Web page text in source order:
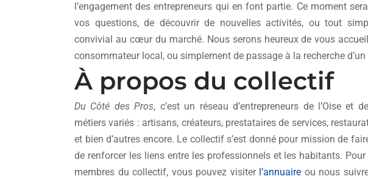
l’engagement des entrepreneurs qui en font partie. Ce moment
vos questions, de découvrir de nouvelles activités, ou tout
convivial au cœur du marché. Nous serons heureux de vous
consommateur local, ou simplement de passage à la recherche
À propos du collectif
Du Côté des Pros, c’est un réseau d’entrepreneurs de l’Oise et
métiers variés : artisans, créateurs, prestataires de services,
et bien d’autres encore. Le collectif s’est donné pour mission de
de renforcer les liens entre les professionnels et les habitants.
membres du collectif, vous pouvez visiter l’annuaire ou nous